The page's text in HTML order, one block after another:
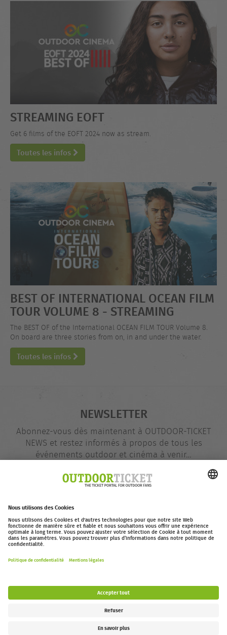
STREAMING EOFT
Get 6 films of the EOFT 2024 now as stream.
Toutes les infos
BEST OF INTERNATIONAL OCEAN FILM
TOUR VOLUME 8 - STREAMING
The BEST OF of the International OCEAN FILM TOUR Volume 8.
On board are three stories from on, in and under the water.
Toutes les infos
NEWSLETTER
Abonnez-vous dès maintenant à OUTDOOR-TICKET
NEWS et restez informés à propos de tous les
événements outdoor et cinéma à venir…
Adresse
e-
outdoor-ticket.net– Un projet de
Déclaration d’accessibilité
Follow us: